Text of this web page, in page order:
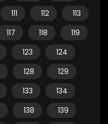
111 112
113
117 118
119
123
124
128
129
133
134
138
139